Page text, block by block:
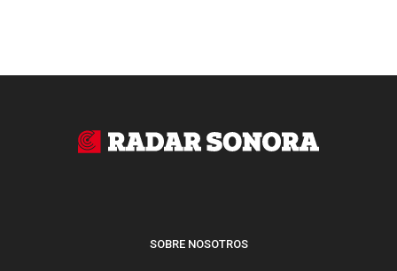
SOBRE NOSOTROS